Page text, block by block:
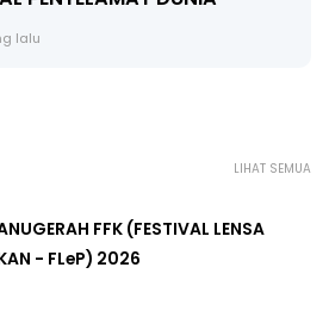
lalu
LIHAT SEMUA
FFK (FESTIVAL LENSA
- FLeP) 2026